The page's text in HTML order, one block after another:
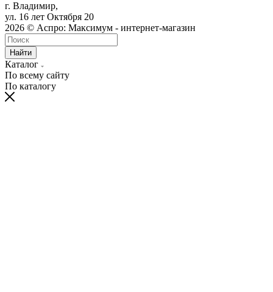
г. Владимир,
ул. 16 лет Октября 20
2026 © Аспро: Максимум - интернет-магазин
Найти
Каталог
По всему сайту
По каталогу